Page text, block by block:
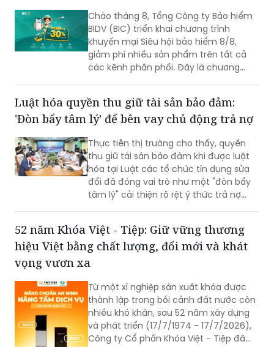
Chào tháng 8, Tổng Công ty Bảo hiểm
BIDV (BIC) triển khai chương trình
khuyến mại Siêu hội bảo hiểm 8/8,
giảm phí nhiều sản phẩm trên tất cả
các kênh phân phối. Đây là chương
Luật hóa quyền thu giữ tài sản bảo đảm:
'Đòn bẩy tâm lý' để bên vay chủ động trả nợ
Thực tiễn thị trường cho thấy, quyền
thu giữ tài sản bảo đảm khi được luật
hóa tại Luật các tổ chức tín dụng sửa
đổi đã đóng vai trò như một "đòn bẩy
tâm lý" cải thiện rõ rệt ý thức trả nợ
52 năm Khóa Việt - Tiệp: Giữ vững thương
hiệu Việt bằng chất lượng, đổi mới và khát
vọng vươn xa
Từ một xí nghiệp sản xuất khóa được
thành lập trong bối cảnh đất nước còn
nhiều khó khăn, sau 52 năm xây dựng
và phát triển (17/7/1974 - 17/7/2026),
Công ty Cổ phần Khóa Việt - Tiệp đã